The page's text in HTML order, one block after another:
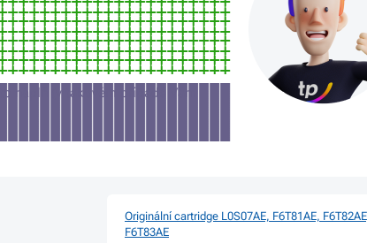
náplň (v takovém případě Vám
Originální cartridge L0S07AE, F6T81AE,
F6T83AE